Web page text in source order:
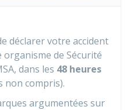
déclarer votre accident
de Sécurité
, dans les 48 heures
non compris).
argumentées sur